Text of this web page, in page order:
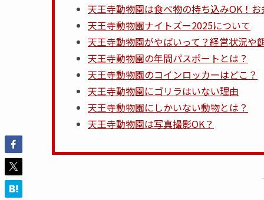
天王寺動物園は食べ物の持ち込みOK！
天王寺動物園ナイトズー2025について
天王寺動物園がやばいって？経営状況や
天王寺動物園の年間パスポートとは？
天王寺動物園のコインロッカーはどこ？
天王寺動物園にゴリラはいない理由
天王寺動物園にしかいない動物とは？
天王寺動物園は写真撮影OK？